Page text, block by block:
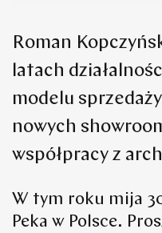
Roman
latach
modelu
nowych
współpracy z
W tym roku mija
Peka w Polsce.